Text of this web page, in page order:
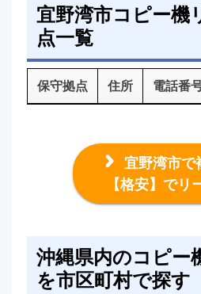
宜野湾市コピー機
点一覧
保守拠点 住所 電話番
宜野湾市で
【格安】でリ
沖縄県内のコピー
を市区町村で探す